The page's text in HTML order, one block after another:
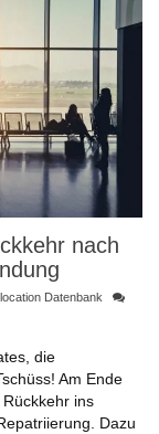
nach
Datenbank
die
Am Ende
ins
Dazu